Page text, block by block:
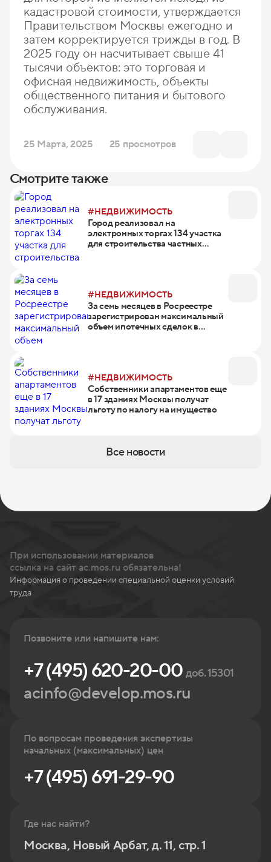
кадастровой стоимости, утверждается
Правительством Москвы ежегодно и
затем корректируется трижды в год. В
2025 году он насчитывает свыше 41
тысячи объектов: это торговая и
офисная недвижимость, объекты
общественного питания и бытового
обслуживания.
25 Марта, 2025 25 просмотров
Смотрите также
#НЕДВИЖИМОСТЬ
Город реализовал на
электронных торгах 134 участка
для строительства частных
#НЕДВИЖИМОСТЬ
За семь месяцев в Росреестре
зарегистрирован максимальный
объем ипотечных сделок в
#НЕДВИЖИМОСТЬ
Собственники апартаментов еще
в 17 зданиях Москвы получат
льготу по налогу на имущество
Все новости
При использовании материалов
ссылка на сайт ac.mos.ru обязательна!
Информация о проведении специальной оценки условий
труда
Позвоните или напишите нам:
+7 (495) 620-20-00доб. 15301
acinfo@develop.mos.ru
По вопросам проведения экспертизы
начальных (максимальных) цен
+7 (495) 691-29-90
Где нас найти?
Москва, Новый Арбат, д. 11, стр. 1